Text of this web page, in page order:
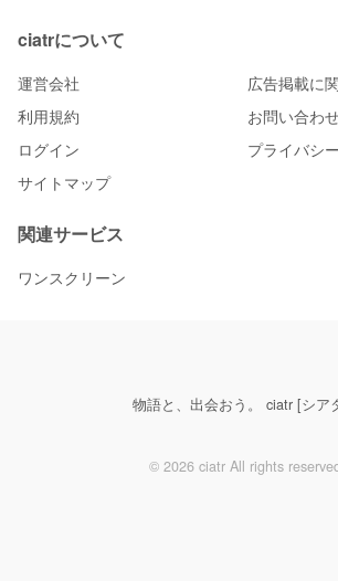
ciatrについて
運営会社
広告掲載に
利用規約
お問い合わ
ログイン
プライバシ
サイトマップ
関連サービス
ワンスクリーン
物語と、出会おう。 ciatr [シア
© 2026 ciatr All rights